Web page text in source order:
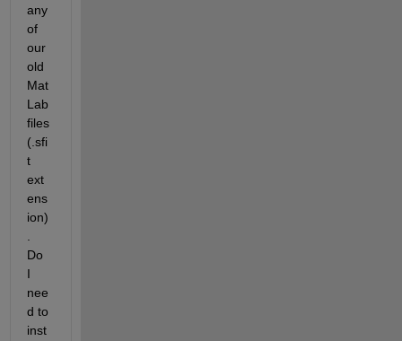
any
of
our
old
Mat
Lab
files
(.sfi
t
ext
ens
ion)
Do
I
nee
d to
inst